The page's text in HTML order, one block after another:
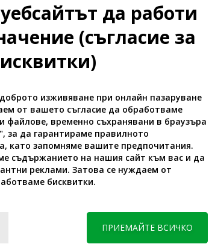
помощник за покупки
да работи
(съгласие за
изживяване при онлайн пазаруване
от вашето съгласие да обработваме
файлове, временно съхранявани в браузъра
за да гарантираме правилното
като запомняме вашите предпочитания.
съдържанието на нашия сайт към вас и да
реклами. Затова се нуждаем от
бисквитки.
ПРИЕМАЙТЕ ВСИЧКО